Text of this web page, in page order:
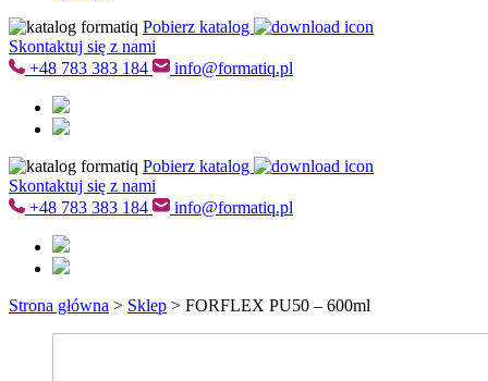
Pobierz katalog
Skontaktuj się z nami
+48783 383 184 info@formatiq.pl
Pobierz katalog
Skontaktuj się z nami
+48783 383 184 info@formatiq.pl
Strona główna > Sklep > FORFLEX PU50 – 600ml